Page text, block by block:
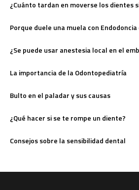
¿Cuánto tardan en moverse los dientes
Porque duele una muela con
¿Se puede usar anestesia local en el
La importancia de la Odontopediatría
Bulto en el paladar y sus causas
¿Qué hacer si se te rompe un diente?
Consejos sobre la sensibilidad dental